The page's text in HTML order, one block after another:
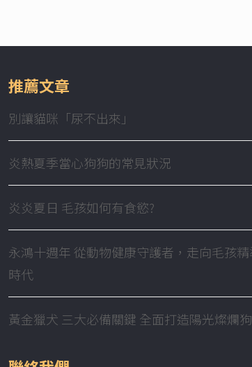
推薦文章
別讓貓咪「尿不出來」
炎熱夏季當心狗狗的常見狀況
炎炎夏日 毛孩如何有食慾?
永鴻十週年 從動物健康守護者，走向毛孩
時代
黃金獵犬 三大必備關鍵 全面打造陽光燦爛